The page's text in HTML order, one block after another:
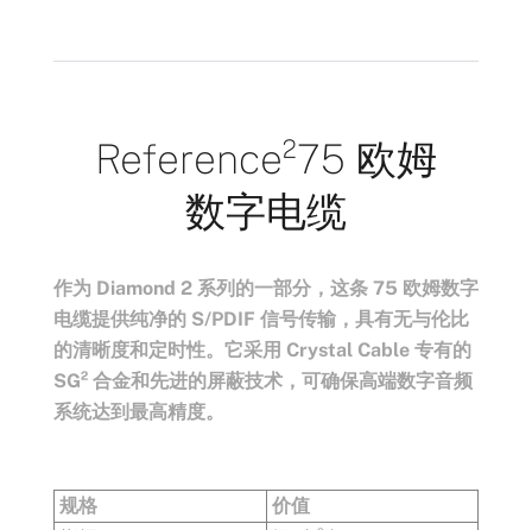
Reference²75 欧姆
数字电缆
作为 Diamond 2 系列的一部分，这条 75 欧姆数字
电缆提供纯净的 S/PDIF 信号传输，具有无与伦比
的清晰度和定时性。它采用 Crystal Cable 专有的
SG² 合金和先进的屏蔽技术，可确保高端数字音频
系统达到最高精度。
规格
价值